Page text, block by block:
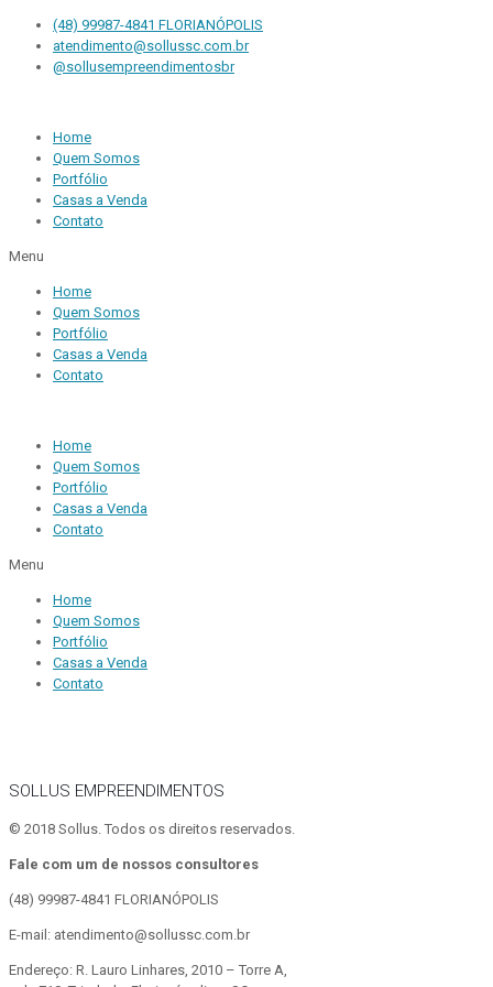
(48) 99987-4841 FLORIANÓPOLIS
atendimento@sollussc.com.br
@sollusempreendimentosbr
Home
Quem Somos
Portfólio
Casas a Venda
Contato
Menu
Home
Quem Somos
Portfólio
Casas a Venda
Contato
Home
Quem Somos
Portfólio
Casas a Venda
Contato
Menu
Home
Quem Somos
Portfólio
Casas a Venda
Contato
SOLLUS EMPREENDIMENTOS
© 2018 Sollus. Todos os direitos reservados.
Fale com um de nossos consultores
(48) 99987-4841 FLORIANÓPOLIS
E-mail: atendimento@sollussc.com.br
Endereço: R. Lauro Linhares, 2010 – Torre A,